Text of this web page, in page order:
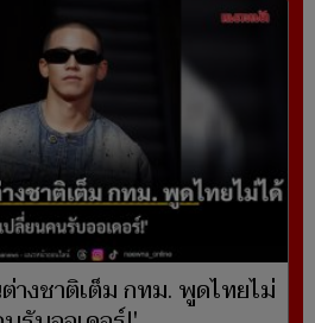
างชาติเต็ม กทม. พูดไทยไม่